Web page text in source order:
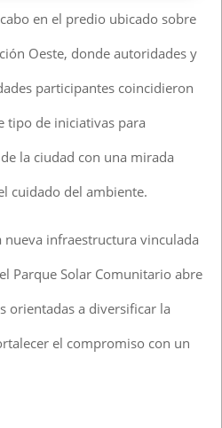
en el predio ubicado sobre
Oeste, donde autoridades y
participantes coincidieron
tipo de iniciativas para
la ciudad con una mirada
cuidado del ambiente.
infraestructura vinculada
Parque Solar Comunitario abre
orientadas a diversificar la
el compromiso con un